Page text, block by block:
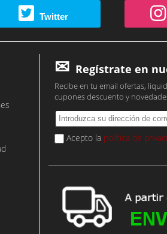
Twitter
Regístrate en
Recibe en tu email ofertas,
cupones descuento y
Acepto la política de